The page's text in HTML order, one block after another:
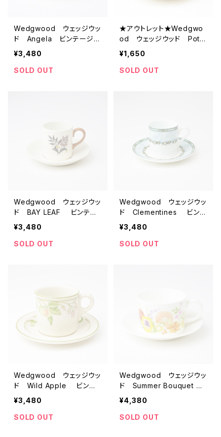
Wedgwood ウェッジウッ
ド Angela ビンテージ
カップ＆ソーサー 【イギリ
ス】 アンティーク コーヒ
ーカップ ティーカップ
¥3,480
SOLD OUT
★アウトレット★Wedgwo
od ウェッジウッド Potp
ourri ビンテージカップ＆
ソーサー 【イギリス】 ア
ンティーク コーヒーカッ
¥1,650
SOLD OUT
Wedgwood ウェッジウッ
ド BAY LEAF ビンテー
ジ デミタスカップ＆ソーサ
ー 【イギリス】 アンティ
ーク コーヒーカップ テ
¥3,480
SOLD OUT
Wedgwood ウェッジウッ
ド Clementines ビンテ
ージ デミタスカップ＆ソー
サー 【イギリス】 アンテ
ィーク コーヒーカップ
¥3,480
SOLD OUT
Wedgwood ウェッジウッ
ド Wild Apple ビンテ
ージカップ＆ソーサー 【イ
ギリス】 アンティーク コ
ーヒーカップ ティーカップ
¥3,480
SOLD OUT
Wedgwood ウェッジウッ
ド Summer Bouquet
ビンテージカップ＆ソーサ
ー 【イギリス】 アンティ
ーク コーヒーカップ テ
¥4,380
SOLD OUT